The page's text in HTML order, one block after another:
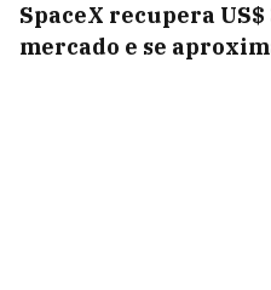
SpaceX recupera
mercado e se